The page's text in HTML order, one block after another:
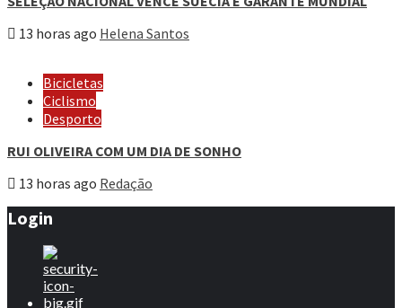
13 horas ago Helena Santos
Bicicletas
Ciclismo
Desporto
RUI OLIVEIRA COM UM DIA DE SONHO
13 horas ago Redação
Login